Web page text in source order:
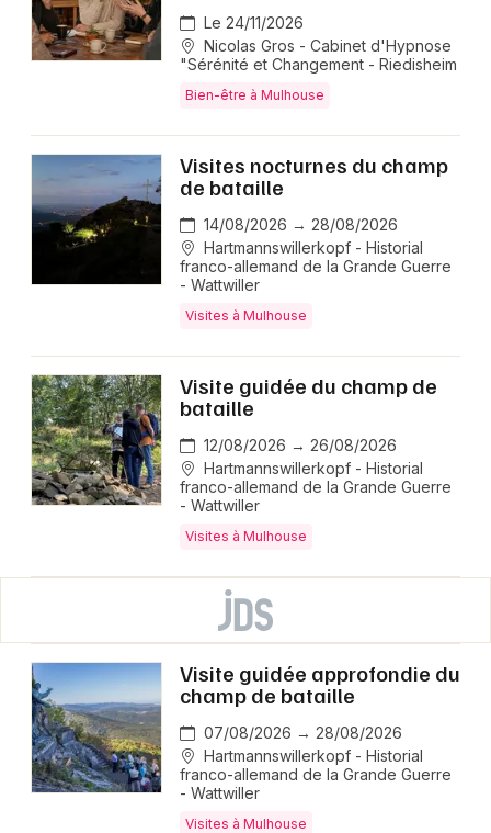
Le 24/11/2026
Nicolas Gros - Cabinet d'Hypnose
"Sérénité et Changement - Riedisheim
Bien-être à Mulhouse
Visites nocturnes du champ
de bataille
14/08/2026 → 28/08/2026
Hartmannswillerkopf - Historial
franco-allemand de la Grande Guerre
- Wattwiller
Visites à Mulhouse
Visite guidée du champ de
bataille
12/08/2026 → 26/08/2026
Hartmannswillerkopf - Historial
franco-allemand de la Grande Guerre
- Wattwiller
Visites à Mulhouse
Visite guidée approfondie du
champ de bataille
07/08/2026 → 28/08/2026
Hartmannswillerkopf - Historial
franco-allemand de la Grande Guerre
- Wattwiller
Visites à Mulhouse